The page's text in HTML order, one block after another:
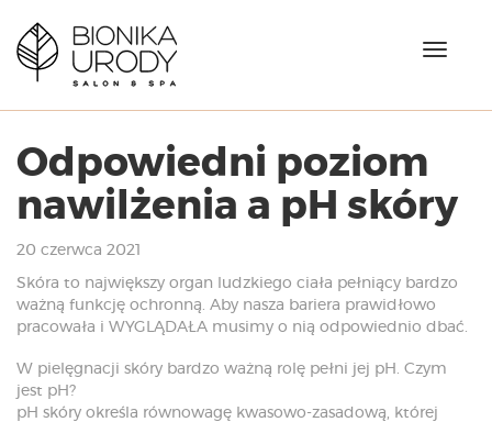
N
j
a
Odpowiedni poziom
nawilżenia a pH skóry
20 czerwca 2021
Skóra to największy organ ludzkiego ciała pełniący bardzo
ważną funkcję ochronną. Aby nasza bariera prawidłowo
pracowała i WYGLĄDAŁA musimy o nią odpowiednio dbać.
W pielęgnacji skóry bardzo ważną rolę pełni jej pH. Czym
jest pH?
pH skóry określa równowagę kwasowo-zasadową, której